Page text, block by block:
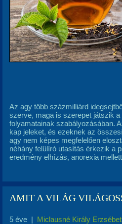
Az agy több százmilliárd
szerve, maga is szerepet játszik
folyamatainak szabályozásában.
kap jeleket, és ezeknek az
agy nem képes megfelelően
néhány felülíró utasítás érkezik a
eredmény elhízás, anorexia
AMIT A VILÁG
5 éve | Miclausné Király Erzsébet